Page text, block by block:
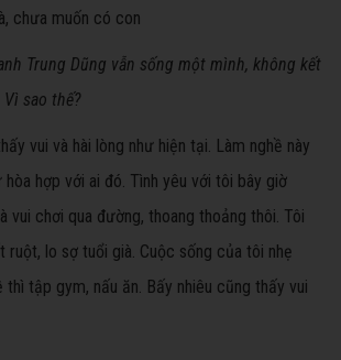
chưa muốn có con
Trung Dũng vẫn sống một mình, không kết
sao thế?
vui và hài lòng như hiện tại. Làm nghề này
hợp với ai đó. Tình yêu với tôi bây giờ
vui chơi qua đường, thoang thoảng thôi. Tôi
ruột, lo sợ tuổi già. Cuộc sống của tôi nhẹ
thì tập gym, nấu ăn. Bấy nhiêu cũng thấy vui